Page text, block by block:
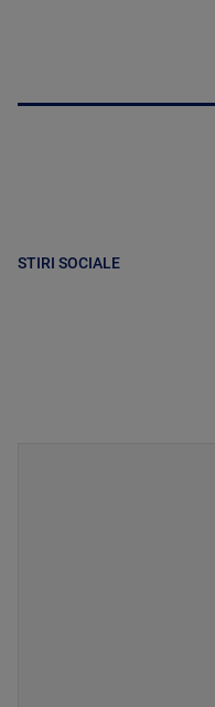
STIRI SOCIALE